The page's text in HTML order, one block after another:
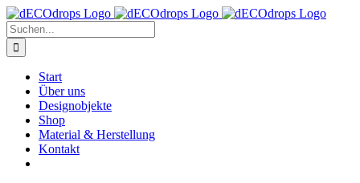
Zum
Inhalt
springen
Suche
nach:
Start
Über uns
Designobjekte
Shop
Material & Herstellung
Kontakt